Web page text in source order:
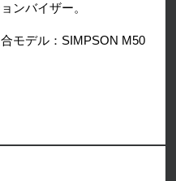
ンバイザー。
モデル：SIMPSON M50